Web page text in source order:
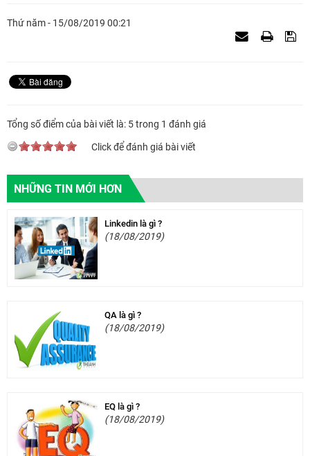
Thứ năm - 15/08/2019 00:21
Tổng số điểm của bài viết là: 5 trong 1 đánh giá
Click để đánh giá bài viết
NHỮNG TIN MỚI HƠN
Linkedin là gì ?
(18/08/2019)
QA là gì ?
(18/08/2019)
EQ là gì ?
(18/08/2019)